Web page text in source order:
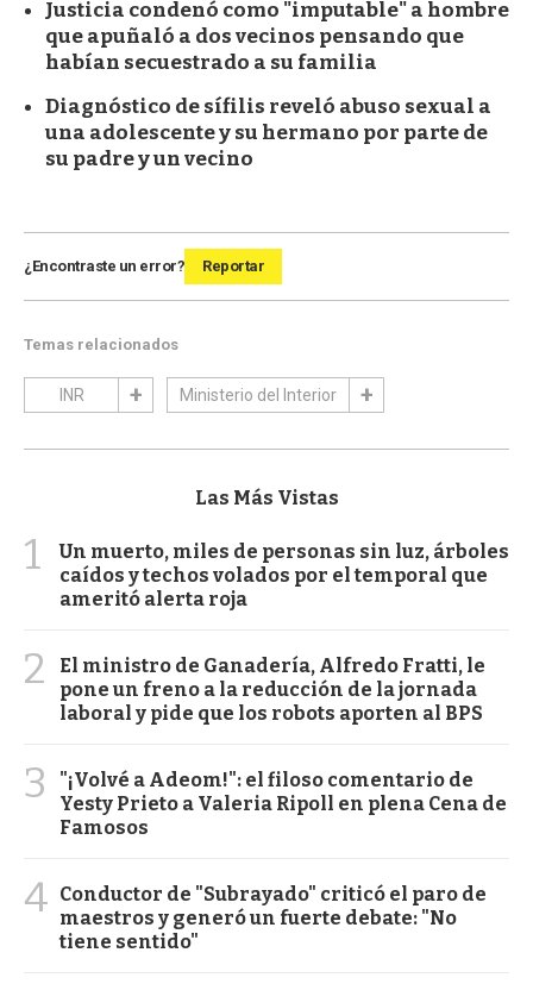
Justicia condenó como "imputable" a hombre
que apuñaló a dos vecinos pensando que
habían secuestrado a su familia
Diagnóstico de sífilis reveló abuso sexual a
una adolescente y su hermano por parte de
su padre y un vecino
¿Encontraste un error? Reportar
Temas relacionados
INR Ministerio del Interior
Las Más Vistas
1
Un muerto, miles de personas sin luz, árboles
caídos y techos volados por el temporal que
ameritó alerta roja
2
El ministro de Ganadería, Alfredo Fratti, le
pone un freno a la reducción de la jornada
laboral y pide que los robots aporten al BPS
3
"¡Volvé a Adeom!": el filoso comentario de
Yesty Prieto a Valeria Ripoll en plena Cena de
Famosos
4 Conductor de "Subrayado" criticó el paro de
maestros y generó un fuerte debate: "No
tiene sentido"